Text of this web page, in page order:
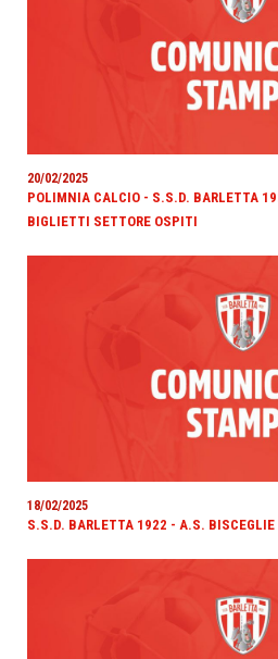
20/02/2025
POLIMNIA CALCIO - S.S.D. BARLETTA
BIGLIETTI SETTORE OSPITI
18/02/2025
S.S.D. BARLETTA 1922 - A.S.